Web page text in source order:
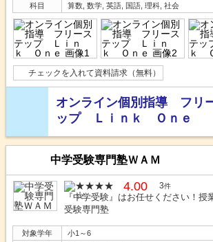
科目
算数, 数学, 英語, 国語, 理科, 社会
チェックを入れて資料請求（無料）
オンライン個別指導 フリ
ップ Ｌｉｎｋ Ｏｎｅ
中学受験専門塾ＷＡＭ
4.00 3件
『中学受験』はお任せください！授
受験専門塾
対象学年
小1～6